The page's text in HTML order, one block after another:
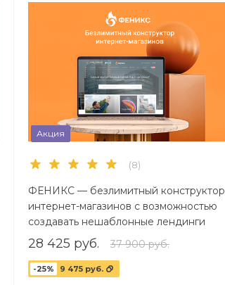
Акция
(8)
ФЕНИКС — безлимитный конструктор
интернет-магазинов с возможностью
создавать нешаблонные лендинги
28 425 руб. 37 900 руб.
-25% 9 475 руб.